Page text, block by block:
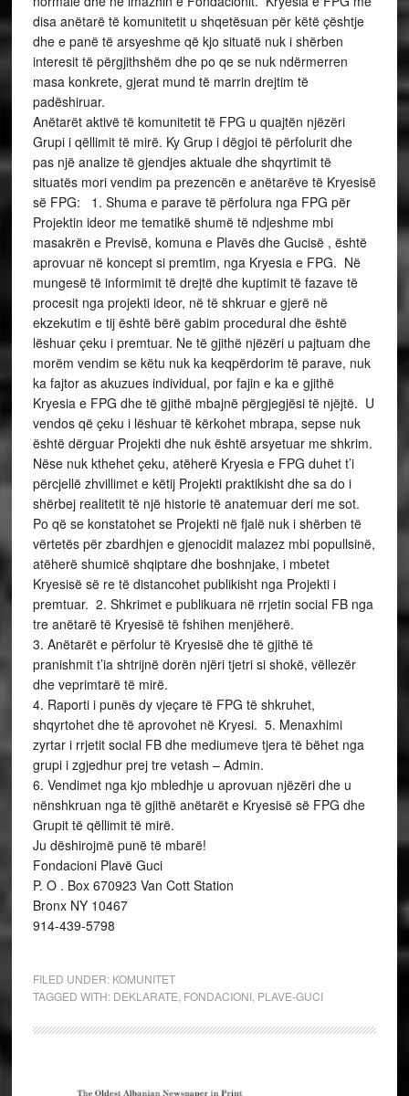
disa anëtarë të komunitetit u shqetësuan për këtë çështje
dhe e panë të arsyeshme që kjo situatë nuk i shërben
interesit të përgjithshëm dhe po qe se nuk ndërmerren
masa konkrete, gjerat mund të marrin drejtim të
padëshiruar.
Anëtarët aktivë të komunitetit të FPG u quajtën njëzëri
Grupi i qëllimit të mirë. Ky Grup i dëgjoi të përfolurit dhe
pas një analize të gjendjes aktuale dhe shqyrtimit të
situatës mori vendim pa prezencën e anëtarëve të Kryesisë
së FPG: 1. Shuma e parave të përfolura nga FPG për
Projektin ideor me tematikë shumë të ndjeshme mbi
masakrën e Previsë, komuna e Plavës dhe Gucisë , është
aprovuar në koncept si premtim, nga Kryesia e FPG. Në
mungesë të informimit të drejtë dhe kuptimit të fazave të
procesit nga projekti ideor, në të shkruar e gjerë në
ekzekutim e tij është bërë gabim procedural dhe është
lëshuar çeku i premtuar. Ne të gjithë njëzëri u pajtuam dhe
morëm vendim se këtu nuk ka keqpërdorim të parave, nuk
ka fajtor as akuzues individual, por fajin e ka e gjithë
Kryesia e FPG dhe të gjithë mbajnë përgjegjësi të njëjtë. U
vendos që çeku i lëshuar të kërkohet mbrapa, sepse nuk
është dërguar Projekti dhe nuk është arsyetuar me shkrim.
Nëse nuk kthehet çeku, atëherë Kryesia e FPG duhet t’i
përcjellë zhvillimet e këtij Projekti praktikisht dhe sa do i
shërbej realitetit të një historie të anatemuar deri me sot.
Po që se konstatohet se Projekti në fjalë nuk i shërben të
vërtetës për zbardhjen e gjenocidit malazez mbi popullsinë,
atëherë shumicë shqiptare dhe boshnjake, i mbetet
Kryesisë së re të distancohet publikisht nga Projekti i
premtuar. 2. Shkrimet e publikuara në rrjetin social FB nga
tre anëtarë të Kryesisë të fshihen menjëherë.
3. Anëtarët e përfolur të Kryesisë dhe të gjithë të
pranishmit t’ia shtrijnë dorën njëri tjetri si shokë, vëllezër
dhe veprimtarë të mirë.
4. Raporti i punës dy vjeçare të FPG të shkruhet,
shqyrtohet dhe të aprovohet në Kryesi. 5. Menaxhimi
zyrtar i rrjetit social FB dhe mediumeve tjera të bëhet nga
grupi i zgjedhur prej tre vetash – Admin.
6. Vendimet nga kjo mbledhje u aprovuan njëzëri dhe u
nënshkruan nga të gjithë anëtarët e Kryesisë së FPG dhe
Grupit të qëllimit të mirë.
Ju dëshirojmë punë të mbarë!
Fondacioni Plavë Guci
P. O . Box 670923 Van Cott Station
Bronx NY 10467
914-439-5798
FILED UNDER: KOMUNITET
TAGGED WITH: DEKLARATE FONDACIONI, PLAVE-GUCI